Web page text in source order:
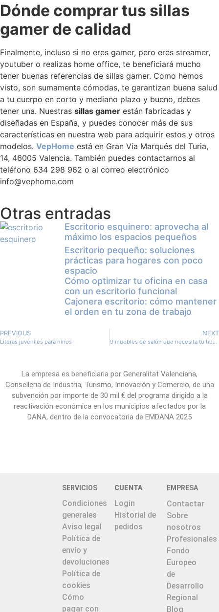
Dónde comprar tus sillas
gamer de calidad
Finalmente, incluso si no eres gamer, pero eres streamer,
youtuber o realizas home office, te beneficiará mucho
tener buenas referencias de sillas gamer. Como hemos
visto, son sumamente cómodas, te garantizan buena salud
a tu cuerpo en corto y mediano plazo y bueno, debes
tener una. Nuestras sillas gamer están fabricadas y
diseñadas en España, y puedes conocer más de sus
características en nuestra web para adquirir estos y otros
modelos. VepHome está en Gran Vía Marqués del Turia,
14, 46005 Valencia. También puedes contactarnos al
teléfono 634 298 962 o al correo electrónico
info@vephome.com
Otras entradas
Escritorio esquinero: aprovecha al
máximo los espacios pequeños
Escritorio pequeño: soluciones
prácticas para hogares con poco
espacio
Cómo optimizar tu oficina en casa
con un escritorio funcional
Cajonera escritorio: cómo mantener
el orden en tu zona de trabajo
PREVIOUS
Literas juveniles para niños
NEXT
9 muebles de salón que necesita tu hogar
La empresa es beneficiaria por Generalitat Valenciana,
Conselleria de Industria, Turismo, Innovación y Comercio, de una
subvención por importe de 30 mil € del programa dirigido a la
reactivación económica en los municipios afectados por la
DANA, dentro de la convocatoria de EMDANA 2025
SERVICIOS
Condiciones
generales
Aviso legal
Política de
envío y
devoluciones
Política de
cookies
Cómo
pagar con
CUENTA
Login
Historial de
pedidos
EMPRESA
Contactar
Sobre
nosotros
Profesionales
Fondo
Europeo
de
Desarrollo
Regional
Blog